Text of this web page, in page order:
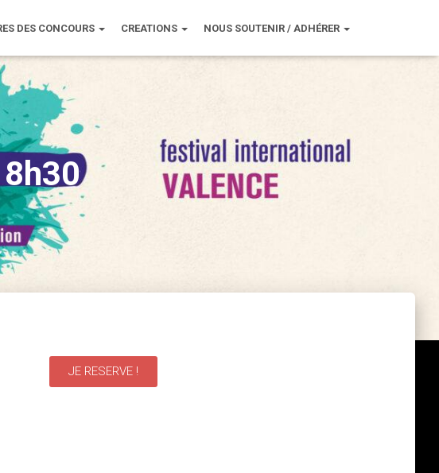
DES CONCOURS CREATIONS NOUS SOUTENIR / ADHÉRER
JE RESERVE !